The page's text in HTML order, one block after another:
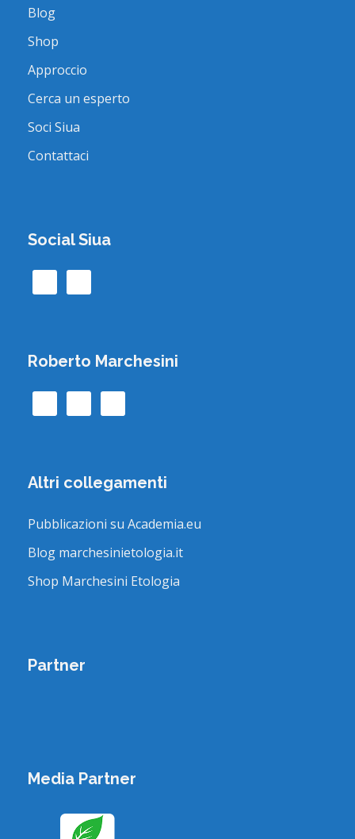
Blog
Shop
Approccio
Cerca un esperto
Soci Siua
Contattaci
Social Siua
Roberto Marchesini
Altri collegamenti
Pubblicazioni su Academia.eu
Blog marchesinietologia.it
Shop Marchesini Etologia
Partner
Media Partner